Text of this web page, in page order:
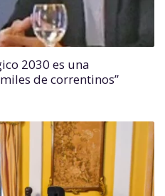
2030 es una
de correntinos”